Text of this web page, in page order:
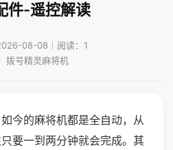
件-遥控解读
08-08｜阅读：1
拨号精灵麻将机
今的麻将机都是全自动，从
要一到两分钟就会完成。其